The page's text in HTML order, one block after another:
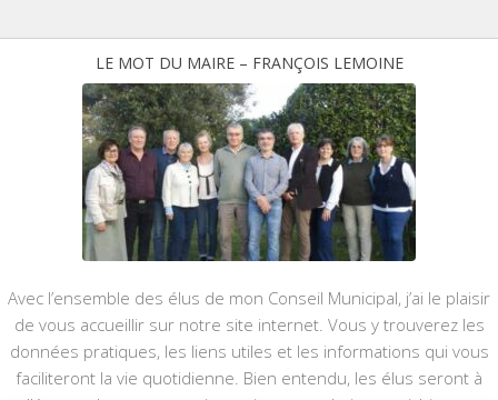
LE MOT DU MAIRE – FRANÇOIS LEMOINE
Avec l’ensemble des élus de mon Conseil Municipal, j’ai le plaisir
de vous accueillir sur notre site internet. Vous y trouverez les
données pratiques, les liens utiles et les informations qui vous
faciliteront la vie quotidienne. Bien entendu, les élus seront à